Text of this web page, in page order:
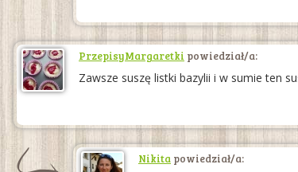
PrzepisyMargaretki powiedział/a:
Zawsze suszę listki bazylii i w sumie ten
Nikita powiedział/a: